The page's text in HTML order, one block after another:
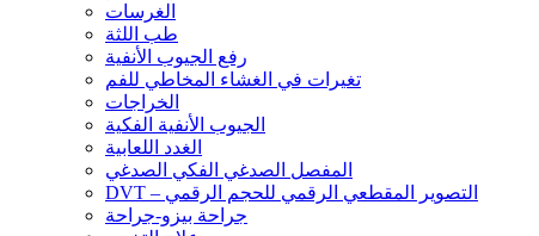
الغرسات
طب اللثة
رفع الجيوب الأنفية
تغيرات في الغشاء المخاطي للفم
الخراجات
الجيوب الأنفية الفكية
الغدد اللعابية
المفصل الصدغي الفكي الصدغي
DVT – التصوير المقطعي الرقمي للحجم الرقمي
جراحة بيزو-جراحة